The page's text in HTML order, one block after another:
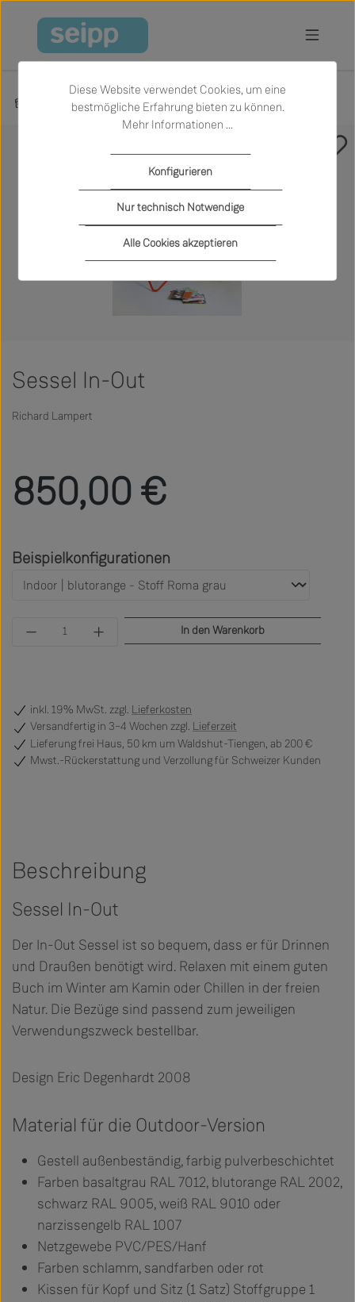
Zum Hauptinhalt springen
Produkte Wohnen Sessel
Sessel In-Out
Richard Lampert
850,00 €
Beispielkonfigurationen
Produkt Anzahl: Gib den gewünschten Wert
In den Warenkorb
inkl. 19% MwSt. zzgl. Lieferkosten
Versandfertig in 3–4 Wochen zzgl. Lieferzeit
Lieferung frei Haus, 50 km um Waldshut-Tiengen, ab 200 €
Mwst.-Rückerstattung und Verzollung für Schweizer Kunden
Beschreibung
Sessel In-Out
Der In-Out Sessel ist so bequem, dass er für Drinnen
und Draußen benötigt wird. Relaxen mit einem guten
Buch im Winter am Kamin oder Chillen in der freien
Natur. Die Bezüge sind passend zum jeweiligen
Verwendungszweck bestellbar.
Design Eric Degenhardt 2008
Material für die Outdoor-Version
Gestell außenbeständig, farbig pulverbeschichtet
Farben basaltgrau RAL 7012, blutorange RAL 2002,
schwarz RAL 9005, weiß RAL 9010 oder
narzissengelb RAL 1007
Netzgewebe PVC/PES/Hanf
Farben schlamm, sandfarben oder rot
Kissen für Kopf und Sitz (1 Satz) Stoffgruppe 1
Diese Website verwendet Cookies, um eine
bestmögliche Erfahrung bieten zu können.
Mehr Informationen ...
Nur technisch Notwendige
Konfigurieren
Alle Cookies akzeptieren